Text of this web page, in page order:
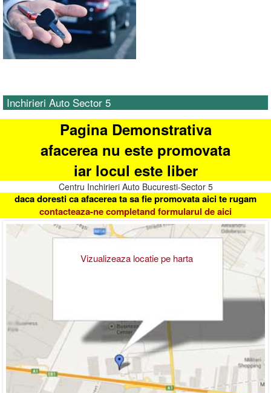
CONTACT
Inchirieri Auto Sector 5
Pagina Demonstrativa
afacerea nu este promovata
iar locul este liber
Centru Inchirieri Auto Bucuresti-Sector 5
daca doresti ca afacerea ta sa fie promovata aici te rugam
contacteaza-ne completand formularul de aici
Vizualizeaza locatie pe harta